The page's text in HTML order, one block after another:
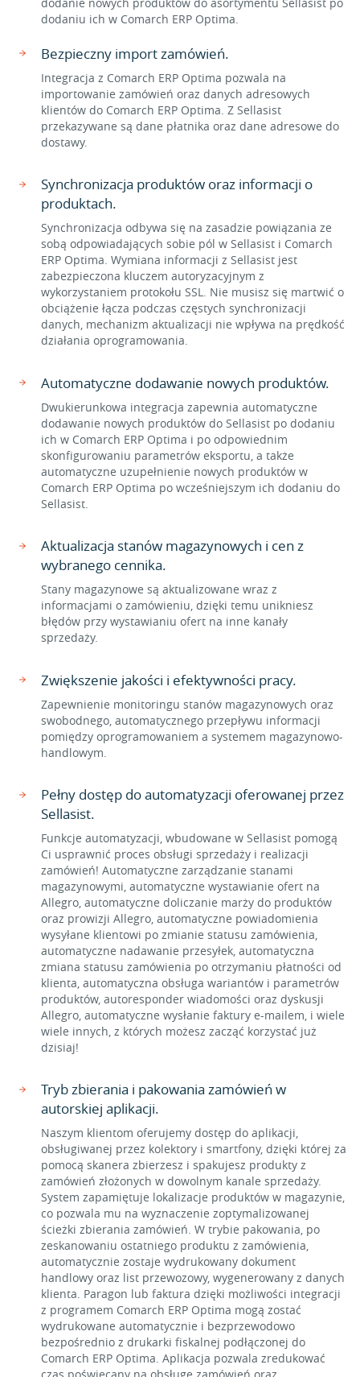
dodaniu ich w Comarch ERP Optima.
Bezpieczny import zamówień.
Integracja z Comarch ERP Optima pozwala na
importowanie zamówień oraz danych adresowych
klientów do Comarch ERP Optima. Z Sellasist
przekazywane są dane płatnika oraz dane adresowe do
dostawy.
Synchronizacja produktów oraz informacji o
produktach.
Synchronizacja odbywa się na zasadzie powiązania ze
sobą odpowiadających sobie pól w Sellasist i Comarch
ERP Optima. Wymiana informacji z Sellasist jest
zabezpieczona kluczem autoryzacyjnym z
wykorzystaniem protokołu SSL. Nie musisz się martwić o
obciążenie łącza podczas częstych synchronizacji
danych, mechanizm aktualizacji nie wpływa na prędkość
działania oprogramowania.
Automatyczne dodawanie nowych produktów.
Dwukierunkowa integracja zapewnia automatyczne
dodawanie nowych produktów do Sellasist po dodaniu
ich w Comarch ERP Optima i po odpowiednim
skonfigurowaniu parametrów eksportu, a także
automatyczne uzupełnienie nowych produktów w
Comarch ERP Optima po wcześniejszym ich dodaniu do
Sellasist.
Aktualizacja stanów magazynowych i cen z
wybranego cennika.
Stany magazynowe są aktualizowane wraz z
informacjami o zamówieniu, dzięki temu unikniesz
błędów przy wystawianiu ofert na inne kanały
sprzedaży.
Zwiększenie jakości i efektywności pracy.
Zapewnienie monitoringu stanów magazynowych oraz
swobodnego, automatycznego przepływu informacji
pomiędzy oprogramowaniem a systemem magazynowo-
handlowym.
Pełny dostęp do automatyzacji oferowanej przez
Sellasist.
Funkcje automatyzacji, wbudowane w Sellasist pomogą
Ci usprawnić proces obsługi sprzedaży i realizacji
zamówień! Automatyczne zarządzanie stanami
magazynowymi, automatyczne wystawianie ofert na
Allegro, automatyczne doliczanie marży do produktów
oraz prowizji Allegro, automatyczne powiadomienia
wysyłane klientowi po zmianie statusu zamówienia,
automatyczne nadawanie przesyłek, automatyczna
zmiana statusu zamówienia po otrzymaniu płatności od
klienta, automatyczna obsługa wariantów i parametrów
produktów, autoresponder wiadomości oraz dyskusji
Allegro, automatyczne wysłanie faktury e-mailem, i wiele
wiele innych, z których możesz zacząć korzystać już
dzisiaj!
Tryb zbierania i pakowania zamówień w
autorskiej aplikacji.
Naszym klientom oferujemy dostęp do aplikacji,
obsługiwanej przez kolektory i smartfony, dzięki której za
pomocą skanera zbierzesz i spakujesz produkty z
zamówień złożonych w dowolnym kanale sprzedaży.
System zapamiętuje lokalizacje produktów w magazynie,
co pozwala mu na wyznaczenie zoptymalizowanej
ścieżki zbierania zamówień. W trybie pakowania, po
zeskanowaniu ostatniego produktu z zamówienia,
automatycznie zostaje wydrukowany dokument
handlowy oraz list przewozowy, wygenerowany z danych
klienta. Paragon lub faktura dzięki możliwości integracji
z programem Comarch ERP Optima mogą zostać
wydrukowane automatycznie i bezprzewodowo
bezpośrednio z drukarki fiskalnej podłączonej do
Comarch ERP Optima. Aplikacja pozwala zredukować